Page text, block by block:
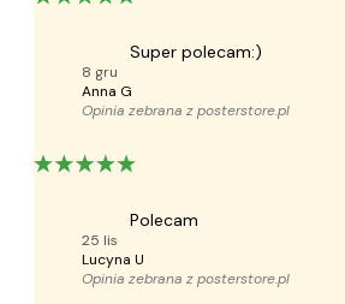
Super polecam:)
8 gru
Anna G
Opinia zebrana zposterstore.pl
Polecam
25 lis
Lucyna U
Opinia zebrana zposterstore.pl